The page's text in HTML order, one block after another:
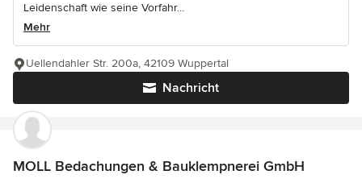
Leidenschaft wie seine Vorfahr...
Mehr
Nachricht
Uellendahler Str. 200a, 42109 Wuppertal
MOLL Bedachungen & Bauklempnerei GmbH